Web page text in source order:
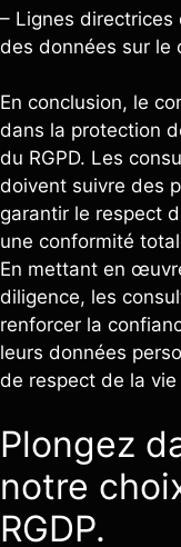
– Lignes
des données sur le
En conclusion, le
dans la protection
du RGPD. Les
doivent suivre des
garantir le respect
une conformité
En mettant en
diligence, les
renforcer la
leurs données
de respect de la
Plongez
notre
RGDP.